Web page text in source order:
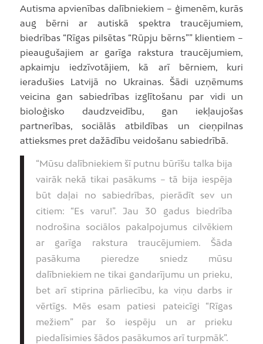
Autisma apvienības dalībniekiem – ģimenēm, kurās
aug bērni ar autiskā spektra traucējumiem,
biedrības “Rīgas pilsētas “Rūpju bērns”” klientiem –
pieaugušajiem ar garīga rakstura traucējumiem,
apkaimju iedzīvotājiem, kā arī bērniem, kuri
ieradušies Latvijā no Ukrainas. Šādi uzņēmums
veicina gan sabiedrības izglītošanu par vidi un
bioloģisko daudzveidību, gan iekļaujošas
partnerības, sociālās atbildības un cieņpilnas
attieksmes pret dažādību veidošanu sabiedrībā.
“Mūsu dalībniekiem šī putnu būrīšu talka bija
vairāk nekā tikai pasākums – tā bija iespēja
būt daļai no sabiedrības, pierādīt sev un
citiem: “Es varu!”. Jau 30 gadus biedrība
nodrošina sociālos pakalpojumus cilvēkiem
ar garīga rakstura traucējumiem. Šāda
pasākuma pieredze sniedz mūsu
dalībniekiem ne tikai gandarījumu un prieku,
bet arī stiprina pārliecību, ka viņu darbs ir
vērtīgs. Mēs esam patiesi pateicīgi “Rīgas
mežiem” par šo iespēju un ar prieku
piedalīsimies šādos pasākumos arī turpmāk”.